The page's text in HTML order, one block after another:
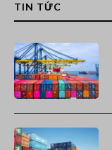
TIN TỨC